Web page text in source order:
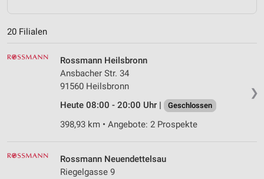
20 Filialen
❯
Rossmann Heilsbronn
Ansbacher Str. 34
91560 Heilsbronn
Heute 08:00 - 20:00 Uhr |
Geschlossen
398,93 km • Angebote: 2 Prospekte
Rossmann Neuendettelsau
Riegelgasse 9